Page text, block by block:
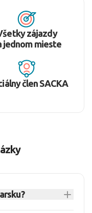
zájazdy
jednom mieste
člen SACKA